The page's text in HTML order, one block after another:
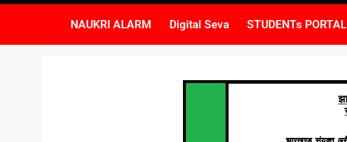
NAUKRI ALARM Digital Seva STUDENTs PORTAL